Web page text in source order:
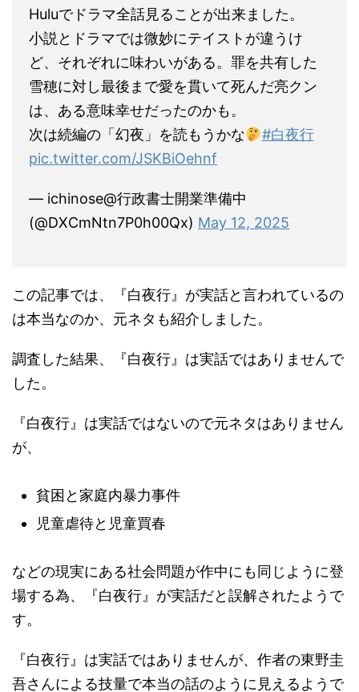
Huluでドラマ全話見ることが出来ました。
小説とドラマでは微妙にテイストが違うけ
ど、それぞれに味わいがある。罪を共有した
雪穂に対し最後まで愛を貫いて死んだ亮クン
は、ある意味幸せだったのかも。
次は続編の「幻夜」を読もうかな
#白夜行
pic.twitter.com/JSKBiOehnf
— ichinose@行政書士開業準備中
(@DXCmNtn7P0h00Qx) May 12, 2025
この記事では、『白夜行』が実話と言われているの
は本当なのか、元ネタも紹介しました。
調査した結果、『白夜行』は実話ではありませんで
した。
『白夜行』は実話ではないので元ネタはありません
が、
貧困と家庭内暴力事件
児童虐待と児童買春
などの現実にある社会問題が作中にも同じように登
場する為、『白夜行』が実話だと誤解されたようで
す。
『白夜行』は実話ではありませんが、作者の東野圭
吾さんによる技量で本当の話のように見えるようで